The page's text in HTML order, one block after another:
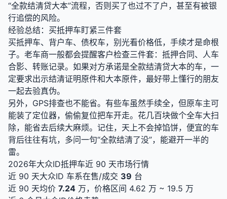
“全款结清贷大本”流程，否则买了也过不了户，甚至有被银
行追偿的风险。
经验总结：买抵押车盯紧三件套
买抵押车、背户车、债权车，别光看价格低，手续才是命根
子。老车商一般都会提醒客户检查三件套：抵押合同、人车
合影、转账记录。如果对方承诺是全款结清贷大本的车，一
定要求出示结清证明原件和大本原件，最好带上懂行的朋友
一起去验真伪。
另外，GPS排查也不能省。有些车虽然手续全，但原车主可
能装了定位器，偷偷复位把车开走。花几百块做个全车大扫
除，能省去后续大麻烦。记住，天上不会掉馅饼，便宜的车
背后往往有坑，多问一句“全款结清了没”，能避开一半的
雷。
2026年大众ID抵押车近 90 天市场行情
近 90 天大众ID 车系在售/成交 39 台
近 90 天均价 7.24 万，价格区间 4.62 万 ~ 19.5 万